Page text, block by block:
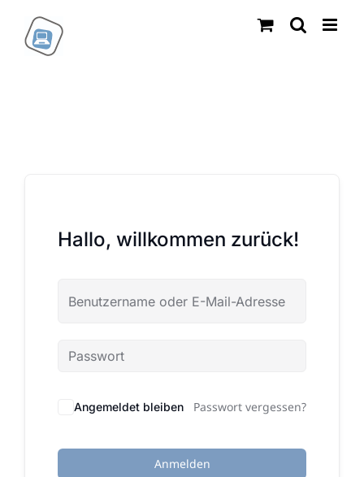
Inhalt
springen
Hallo, willkommen zurück!
Angemeldet bleiben Passwort vergessen?
Anmelden